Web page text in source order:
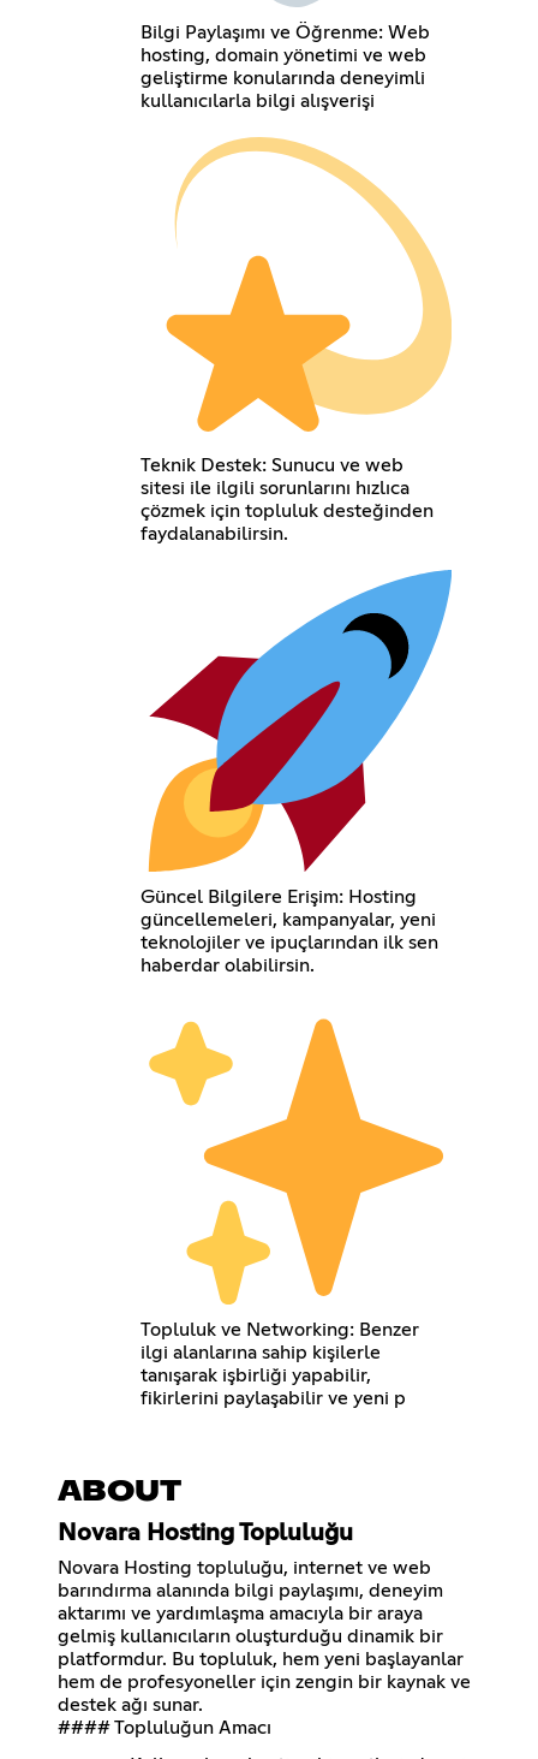
Bilgi Paylaşımı ve Öğrenme: Web
hosting, domain yönetimi ve web
geliştirme konularında deneyimli
kullanıcılarla bilgi alışverişi
Teknik Destek: Sunucu ve web
sitesi ile ilgili sorunlarını hızlıca
çözmek için topluluk desteğinden
faydalanabilirsin.
Güncel Bilgilere Erişim: Hosting
güncellemeleri, kampanyalar, yeni
teknolojiler ve ipuçlarından ilk sen
haberdar olabilirsin.
Topluluk ve Networking: Benzer
ilgi alanlarına sahip kişilerle
tanışarak işbirliği yapabilir,
fikirlerini paylaşabilir ve yeni p
ABOUT
Novara Hosting Topluluğu
Novara Hosting topluluğu, internet ve web
barındırma alanında bilgi paylaşımı, deneyim
aktarımı ve yardımlaşma amacıyla bir araya
gelmiş kullanıcıların oluşturduğu dinamik bir
platformdur. Bu topluluk, hem yeni başlayanlar
hem de profesyoneller için zengin bir kaynak ve
destek ağı sunar.
#### Topluluğun Amacı